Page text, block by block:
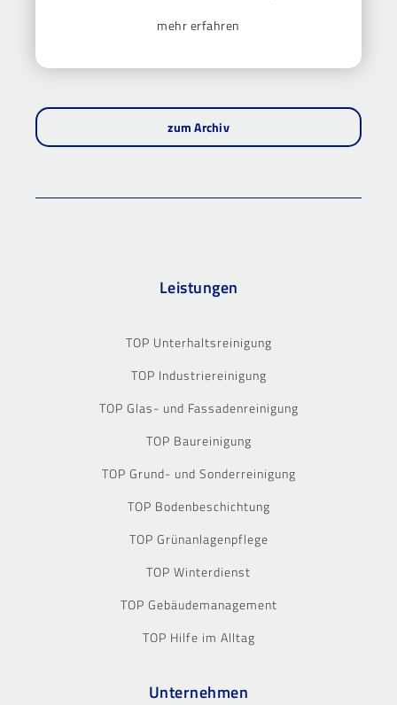
mehr erfahren
zum Archiv
Leistungen
TOP Unterhaltsreinigung
TOP Industriereinigung
TOP Glas- und Fassadenreinigung
TOP Baureinigung
TOP Grund- und Sonderreinigung
TOP Bodenbeschichtung
TOP Grünanlagenpflege
TOP Winterdienst
TOP Gebäudemanagement
TOP Hilfe im Alltag
Unternehmen